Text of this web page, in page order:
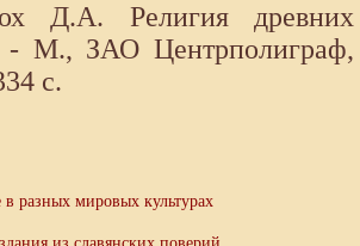
Д.А. Религия древних
- М., ЗАО Центрполиграф,
с.
в разных мировых культурах